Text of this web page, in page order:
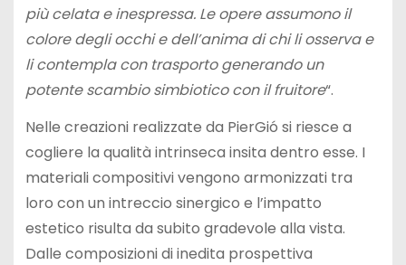
più celata e inespressa. Le opere assumono il
colore degli occhi e dell’anima di chi li osserva e
li contempla con trasporto generando un
potente scambio simbiotico con il fruitore“.
Nelle creazioni realizzate da PierGió si riesce a
cogliere la qualità intrinseca insita dentro esse. I
materiali compositivi vengono armonizzati tra
loro con un intreccio sinergico e l’impatto
estetico risulta da subito gradevole alla vista.
Dalle composizioni di inedita prospettiva